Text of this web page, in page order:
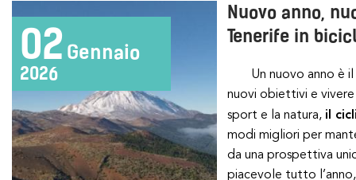
02 Gennaio
2026
Nuovo anno,
Tenerife in
Un nuovo anno è il momento ideale per fissare
nuovi obiettivi e
sport e la natura, il
modi migliori per
da una prospettiva
piacevole tutto